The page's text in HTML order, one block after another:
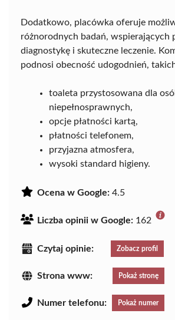
Dodatkowo, placówka oferuje
różnorodnych badań, wspierających
diagnostykę i skuteczne leczenie.
podnosi obecność udogodnień,
toaleta przystosowana dla
niepełnosprawnych,
opcje płatności kartą,
płatności telefonem,
przyjazna atmosfera,
wysoki standard higieny.
Ocena w Google: 4.5
Liczba opinii w Google: 162
Czytaj opinie: Zobacz profil
Strona www: Pokaż stronę
Numer telefonu: Pokaż numer